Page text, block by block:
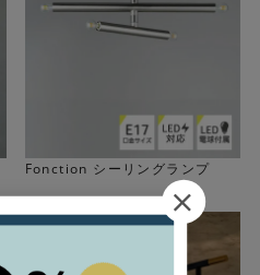
眺めているような、ロマン
力です。
プルにし、ゴールドに統一さ
Fonction シーリングランプ